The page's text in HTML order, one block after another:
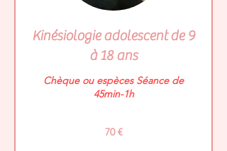
Kinésiologie adolescent de 9
à 18 ans
Chèque ou espèces Séance de
45min-1h
70 €